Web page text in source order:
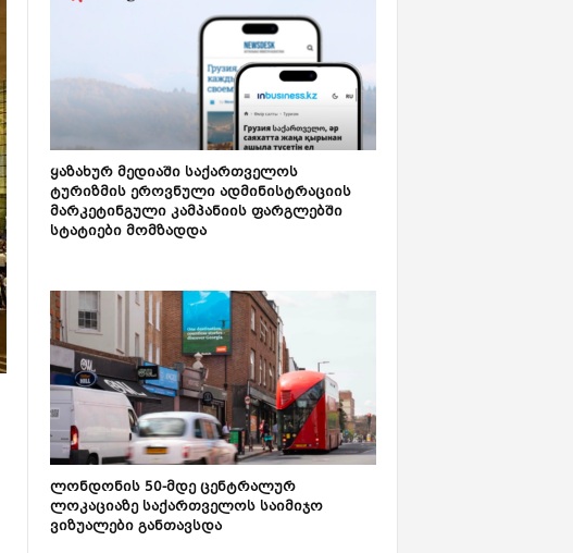
ყაზახურ მედიაში საქართველოს
ტურიზმის ეროვნული ადმინისტრაციის
მარკეტინგული კამპანიის ფარგლებში
სტატიები მომზადდა
ლონდონის 50-მდე ცენტრალურ
ლოკაციაზე საქართველოს საიმიჯო
ვიზუალები განთავსდა